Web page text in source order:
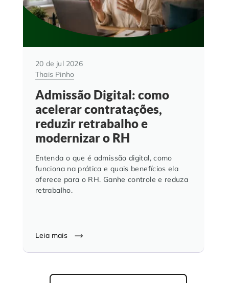
20 de jul 2026
Thais Pinho
Admissão Digital: como
acelerar contratações,
reduzir retrabalho e
modernizar o RH
Entenda o que é admissão digital, como
funciona na prática e quais benefícios ela
oferece para o RH. Ganhe controle e reduza
retrabalho.
Leia mais